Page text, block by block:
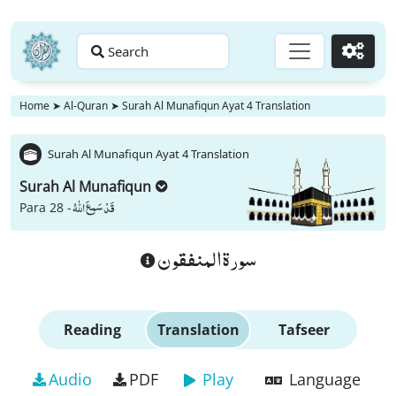
Search Go
Home ➤ Al-Quran ➤ Surah Al Munafiqun Ayat 4 Translation
Surah Al Munafiqun Ayat 4 Translation
Surah Al Munafiqun
Para 28 -قَدْ سَمِعَ اللّٰهُ
سورة المنفقون
Reading Translation Tafseer
Audio PDF Play Language